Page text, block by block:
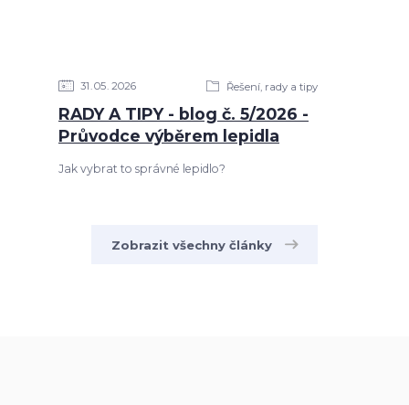
31 05 2026 Řešení, rady a tipy
RADY A TIPY - blog č. 5/2026 -
Průvodce výběrem lepidla
Jak vybrat to správné lepidlo?
Zobrazit všechny články